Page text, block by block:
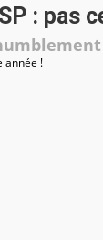
: pas